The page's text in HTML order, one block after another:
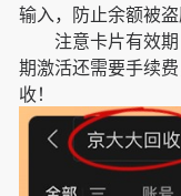
输入，防止余额被盗
注意卡片有效期
期激活还需要手续
收！